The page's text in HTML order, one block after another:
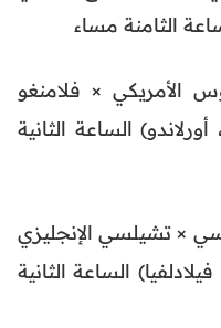
الثامنة مساء
الأمريكي × فلامنغو
الساعة الثانية
× تشيلسي الإنجليزي
الساعة الثانية